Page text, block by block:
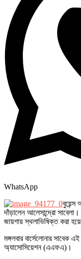
WhatsApp
বুয়েন্স
দাঁড়ালেন আলেসান্দ্রো সাবেলা।
জায়গায় স্থলাভিষিক্ত করা
মঙ্গলবার বার্সেলোনার সাবেক
অ্যাসোসিয়েশন (এএফএ)।